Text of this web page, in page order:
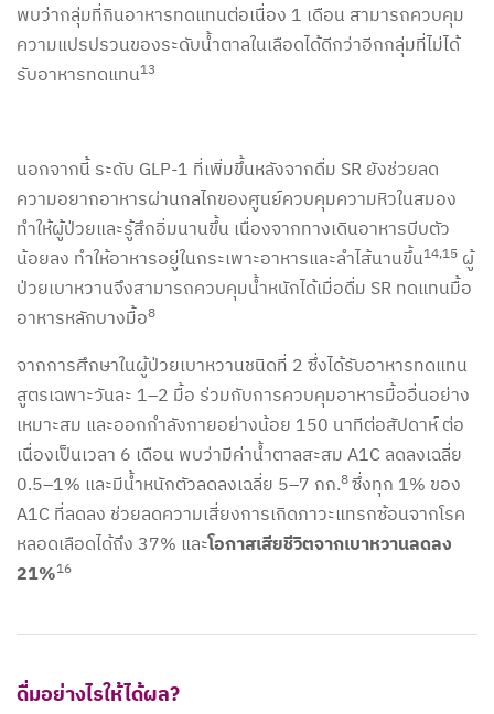
พบว่ากลุ่มที่กินอาหารทดแทนต่อเนื่อง 1 เดือน สามารถควบคุม
ความแปรปรวนของระดับน้ำตาลในเลือดได้ดีกว่าอีกกลุ่มที่ไม่ได้
รับอาหารทดแทน13
นอกจากนี้ ระดับ GLP-1 ที่เพิ่มขึ้นหลังจากดื่ม SR ยังช่วยลด
ความอยากอาหารผ่านกลไกของศูนย์ควบคุมความหิวในสมอง
ทำให้ผู้ป่วยและรู้สึกอิ่มนานขึ้น เนื่องจากทางเดินอาหารบีบตัว
น้อยลง ทำให้อาหารอยู่ในกระเพาะอาหารและลำไส้นานขึ้น14,15 ผู้
ป่วยเบาหวานจึงสามารถควบคุมน้ำหนักได้เมื่อดื่ม SR ทดแทนมื้อ
อาหารหลักบางมื้อ8
จากการศึกษาในผู้ป่วยเบาหวานชนิดที่ 2 ซึ่งได้รับอาหารทดแทน
สูตรเฉพาะวันละ 1–2 มื้อ ร่วมกับการควบคุมอาหารมื้ออื่นอย่าง
เหมาะสม และออกกำลังกายอย่างน้อย 150 นาทีต่อสัปดาห์ ต่อ
เนื่องเป็นเวลา 6 เดือน พบว่ามีค่าน้ำตาลสะสม A1C ลดลงเฉลี่ย
0.5–1% และมีน้ำหนักตัวลดลงเฉลี่ย 5–7 กก.8ซึ่งทุก 1% ของ
A1C ที่ลดลง ช่วยลดความเสี่ยงการเกิดภาวะแทรกซ้อนจากโรค
หลอดเลือดได้ถึง 37% และโอกาสเสียชีวิตจากเบาหวานลดลง
21%16
ดื่มอย่างไรให้ได้ผล?